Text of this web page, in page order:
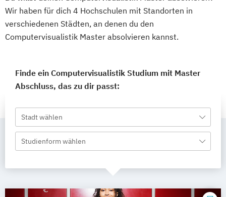
Wir haben für dich 4 Hochschulen mit Standorten in
verschiedenen Städten, an denen du den
Computervisualistik Master absolvieren kannst.
Finde ein Computervisualistik Studium mit Master
Abschluss, das zu dir passt:
Stadt wählen
Studienform wählen